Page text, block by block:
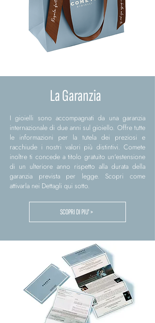
La Garanzia
I gioielli sono accompagnati da una garanzia
internazionale di due anni sul gioiello. Offre tutte
le informazioni per la tutela dei preziosi e
racchiude i nostri valori più distintivi. Comete
inoltre ti concede a titolo gratuito un'estensione
di un ulteriore anno rispetto alla durata della
garanzia prevista per legge. Scopri come
attivarla nei Dettagli qui sotto.
SCOPRI DI PIU' >